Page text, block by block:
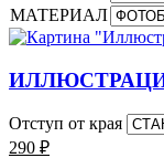
МАТЕРИАЛ
Отступ от края
290 ₽